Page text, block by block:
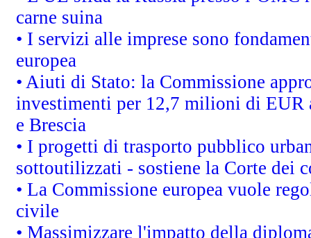
carne suina
• I servizi alle imprese sono
europea
• Aiuti di Stato: la Commissione
investimenti per 12,7 milioni di EUR
e Brescia
• I progetti di trasporto pubblico
sottoutilizzati - sostiene la Corte dei
• La Commissione europea vuole
civile
• Massimizzare l'impatto della